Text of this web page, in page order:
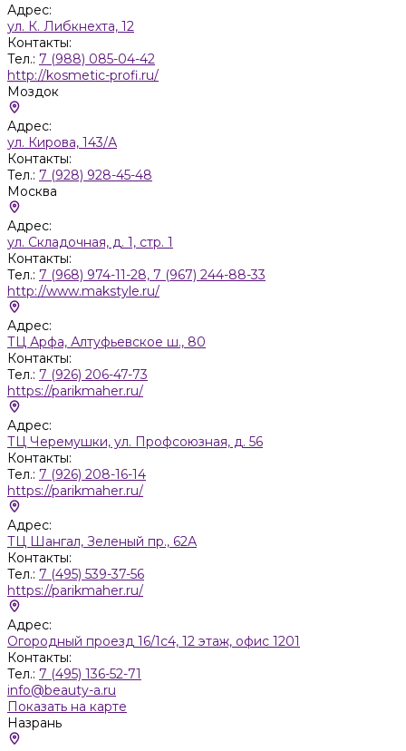
Адрес:
ул. К. Либкнехта, 12
Контакты:
Тел.: 7 (988) 085-04-42
http://kosmetic-profi.ru/
Моздок
Адрес:
ул. Кирова, 143/А
Контакты:
Тел.: 7 (928) 928-45-48
Москва
Адрес:
ул. Складочная, д. 1, стр. 1
Контакты:
Тел.: 7 (968) 974-11-28, 7 (967) 244-88-33
http://www.makstyle.ru/
Адрес:
ТЦ Арфа, Алтуфьевское ш., 80
Контакты:
Тел.: 7 (926) 206-47-73
https://parikmaher.ru/
Адрес:
ТЦ Черемушки, ул. Профсоюзная, д. 56
Контакты:
Тел.: 7 (926) 208-16-14
https://parikmaher.ru/
Адрес:
ТЦ Шангал, Зеленый пр., 62А
Контакты:
Тел.: 7 (495) 539-37-56
https://parikmaher.ru/
Адрес:
Огородный проезд 16/1с4, 12 этаж, офис 1201
Контакты:
Тел.: 7 (495) 136-52-71
info@beauty-a.ru
Показать на карте
Назрань